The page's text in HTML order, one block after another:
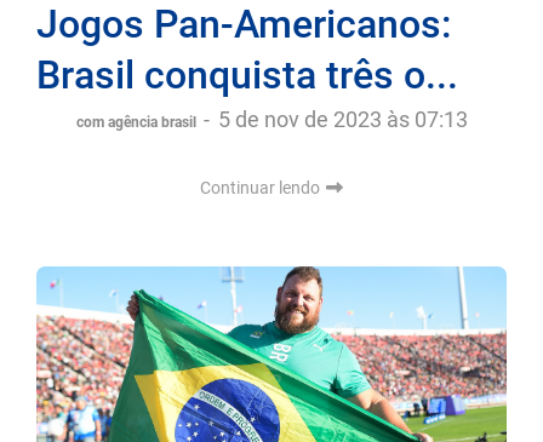
Jogos Pan-Americanos:
Brasil conquista três o...
com agência brasil - 5 de nov de 2023 às 07:13
Continuar lendo